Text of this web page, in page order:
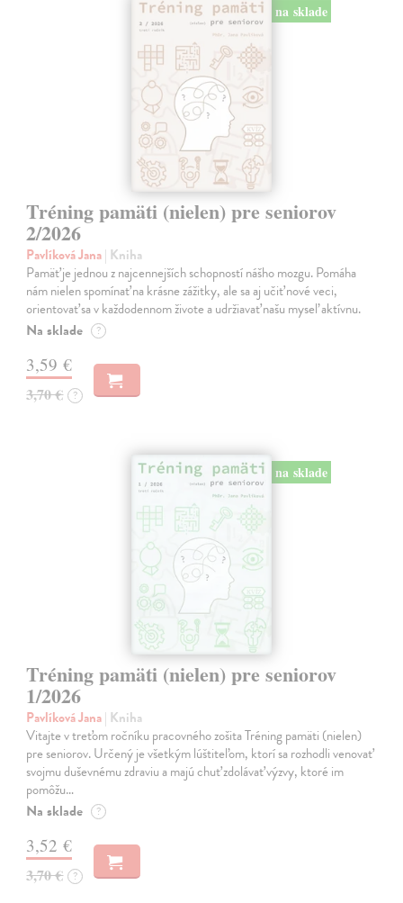
na sklade
Tréning pamäti (nielen) pre seniorov
2/2026
Pavlíková Jana| Kniha
Pamäť je jednou z najcennejších schopností nášho mozgu. Pomáha
nám nielen spomínať na krásne zážitky, ale sa aj učiť nové veci,
orientovať sa v každodennom živote a udržiavať našu myseľ aktívnu.
Na sklade ?
3,59 €
3,70 € ?
na sklade
Tréning pamäti (nielen) pre seniorov
1/2026
Pavlíková Jana| Kniha
Vitajte v treťom ročníku pracovného zošita Tréning pamäti (nielen)
pre seniorov. Určený je všetkým lúštiteľom, ktorí sa rozhodli venovať
svojmu duševnému zdraviu a majú chuť zdolávať výzvy, ktoré im
pomôžu…
Na sklade ?
3,52 €
3,70 € ?